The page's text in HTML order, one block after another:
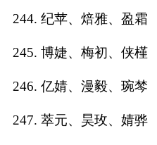
244. 纪苹、焙雅、盈霜
245. 博婕、梅初、侠槿
246. 亿婧、漫毅、琬棽
247. 萃元、昊玫、婧骅